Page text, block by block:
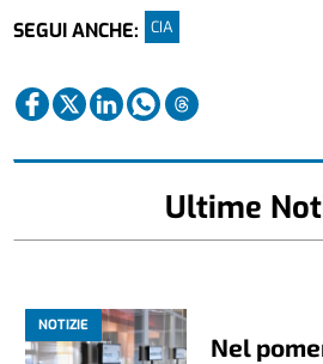
SEGUI ANCHE:
CIA
Ultime
NOTIZIE
Nel